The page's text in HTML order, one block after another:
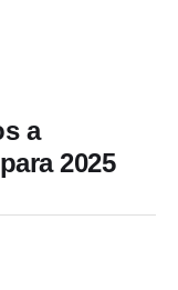
a
2025